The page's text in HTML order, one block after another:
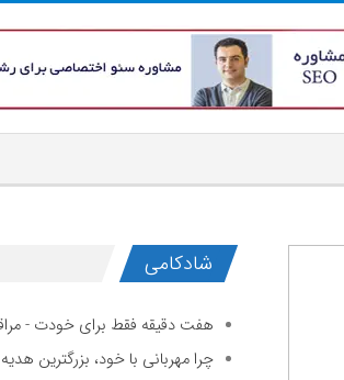
شادکامی
هفت دقیقه فقط برای خودت -
چرا مهربانی با خود، بزرگترین